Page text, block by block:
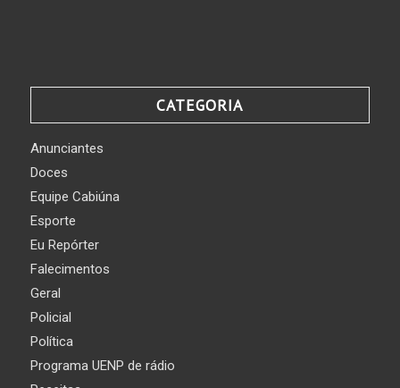
CATEGORIA
Anunciantes
Doces
Equipe Cabiúna
Esporte
Eu Repórter
Falecimentos
Geral
Policial
Política
Programa UENP de rádio